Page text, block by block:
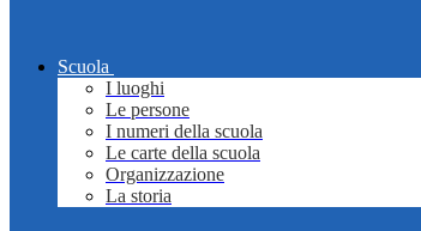
Scuola
I luoghi
Le persone
I numeri della scuola
Le carte della scuola
Organizzazione
La storia